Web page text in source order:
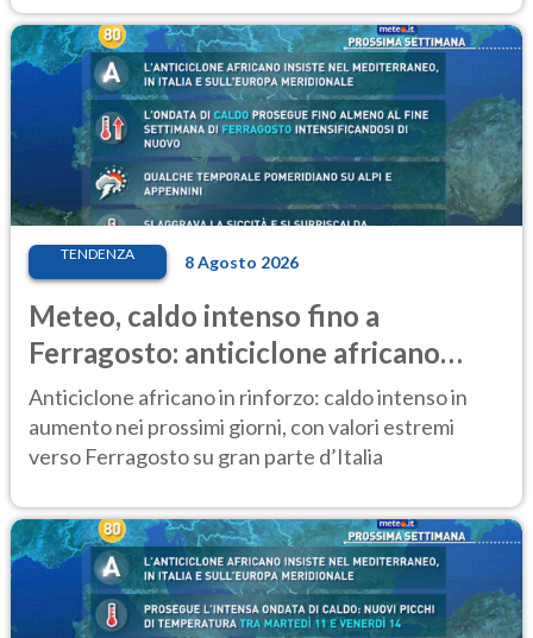
TENDENZA 8 Agosto 2026
Meteo, caldo intenso fino a
Ferragosto: anticiclone africano
ancora protagonista
Anticiclone africano in rinforzo: caldo intenso in
aumento nei prossimi giorni, con valori estremi
verso Ferragosto su gran parte d’Italia